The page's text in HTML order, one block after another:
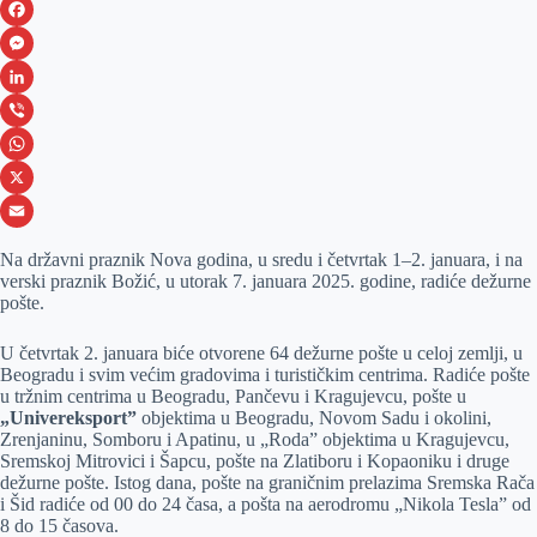
F
a
c
e
b
o
k
M
e
s
s
e
g
e
r
L
i
n
k
d
I
n
V
i
b
r
W
h
t
s
A
p
X
m
a
i
l
Na državni praznik Nova godina, u sredu i četvrtak 1–2. januara, i na
verski praznik Božić, u utorak 7. januara 2025. godine, radiće dežurne
pošte.
U četvrtak 2. januara biće otvorene 64 dežurne pošte u celoj zemlji, u
Beogradu i svim većim gradovima i turističkim centrima. Radiće pošte
u tržnim centrima u Beogradu, Pančevu i Kragujevcu, pošte u
„Univereksport” objektima u Beogradu, Novom Sadu i okolini,
Zrenjaninu, Somboru i Apatinu, u „Roda” objektima u Kragujevcu,
Sremskoj Mitrovici i Šapcu, pošte na Zlatiboru i Kopaoniku i druge
dežurne pošte. Istog dana, pošte na graničnim prelazima Sremska Rača
i Šid radiće od 00 do 24 časa, a pošta na aerodromu „Nikola Tesla” od
8 do 15 časova.